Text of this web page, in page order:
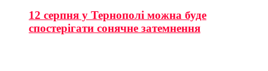
12 серпня у Тернополі можна буде
спостерігати сонячне затемнення